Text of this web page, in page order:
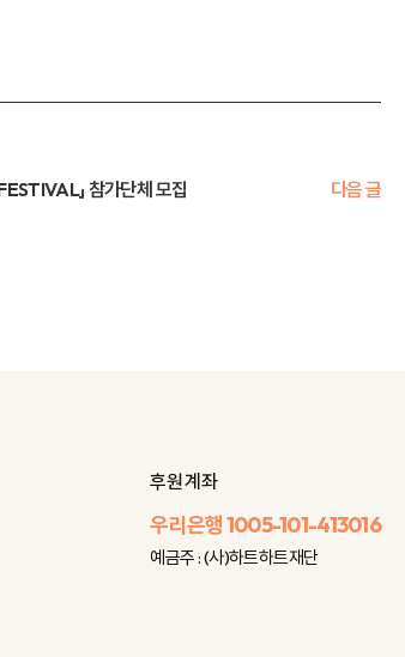
」 참가단체 모집 다음 글
후원 계좌
우리은행1005-101-413016
예금주 : (사)하트하트재단